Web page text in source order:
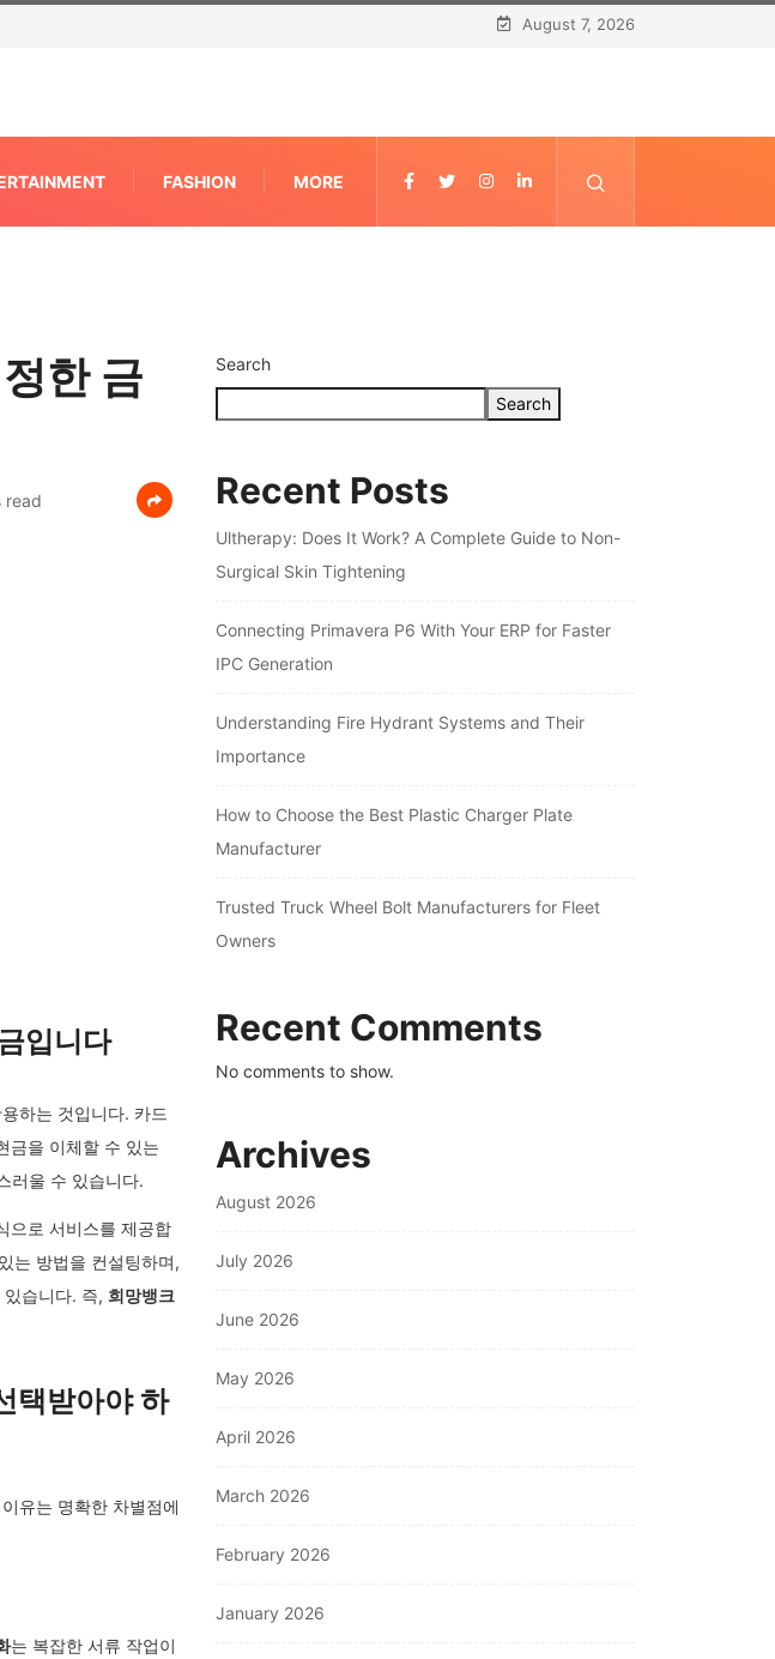
August 7, 2026
FASHION MORE
한 금
read
입니다
하는 것입니다. 카드
금을 이체할 수 있는
러울 수 있습니다.
으로 서비스를 제공합
는 방법을 컨설팅하며,
습니다. 즉, 희망뱅크
택받아야 하
유는 명확한 차별점에
는 복잡한 서류 작업이
Search
Search
Recent Posts
Ultherapy: Does It Work? A Complete Guide to Non-
Surgical Skin Tightening
Connecting Primavera P6 With Your ERP for Faster
IPC Generation
Understanding Fire Hydrant Systems and Their
Importance
How to Choose the Best Plastic Charger Plate
Manufacturer
Trusted Truck Wheel Bolt Manufacturers for Fleet
Owners
Recent Comments
No comments to show.
Archives
August 2026
July 2026
June 2026
May 2026
April 2026
March 2026
February 2026
January 2026